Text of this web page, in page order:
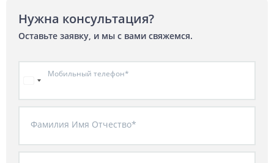
Нужна консультация?
Оставьте заявку, и мы с вами свяжемся.
Мобильный телефон*
Фамилия Имя Отчество*